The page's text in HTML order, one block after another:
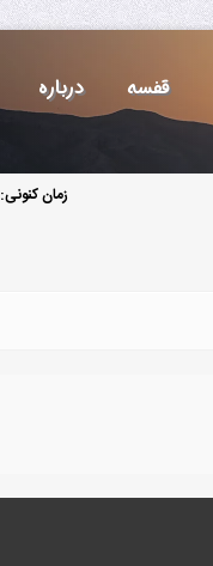
قفسه درباره
زمان کنونی: